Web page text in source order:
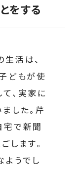
をする
活は、
どもが使
、実家に
した。芹
宅で新聞
します。
うでし